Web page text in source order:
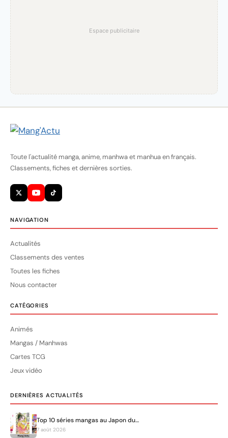
Espace publicitaire
Toute l'actualité manga, anime, manhwa et manhua en français.
Classements, fiches et dernières sorties.
NAVIGATION
Actualités
Classements des ventes
Toutes les fiches
Nous contacter
CATÉGORIES
Animés
Mangas / Manhwas
Cartes TCG
Jeux vidéo
DERNIÈRES ACTUALITÉS
Top 10 séries mangas au Japon du…
7 août 2026